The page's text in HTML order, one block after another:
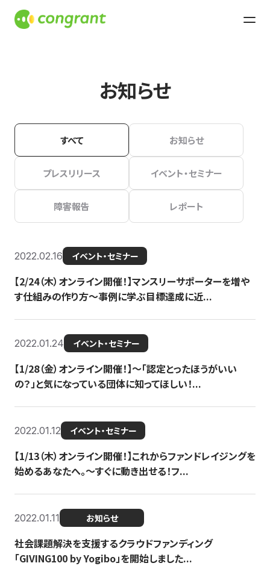
お知らせ
すべて お知らせ
プレスリリース イベント・セミナー
障害報告 レポート
2022.02.16 イベント・セミナー
【2/24（木）オンライン開催！】マンスリーサポーターを増や
す仕組みの作り方〜事例に学ぶ目標達成に近...
2022.01.24 イベント・セミナー
【1/28（金）オンライン開催！】〜「認定とったほうがいい
の？」と気になっている団体に知ってほしい！...
2022.01.12 イベント・セミナー
【1/13（木）オンライン開催！】これからファンドレイジングを
始めるあなたへ。〜すぐに動き出せる！フ...
2022.01.11 お知らせ
社会課題解決を支援するクラウドファンディング
「GIVING100 by Yogibo」を開始しました...